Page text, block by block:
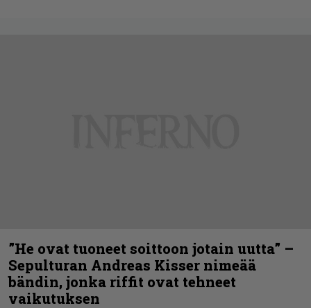
”He ovat tuoneet soittoon jotain uutta” –
Sepulturan Andreas Kisser nimeää
bändin, jonka riffit ovat tehneet
vaikutuksen